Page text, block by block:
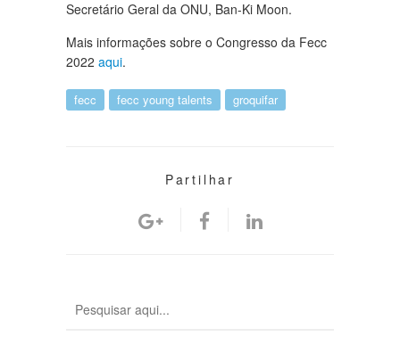
Secretário Geral da ONU, Ban-Ki Moon.
Mais informações sobre o Congresso da Fecc
2022 aqui.
fecc fecc young talents groquifar
Partilhar